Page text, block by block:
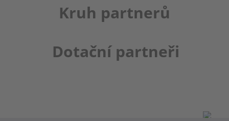
Kruh partnerů
Dotační partneři